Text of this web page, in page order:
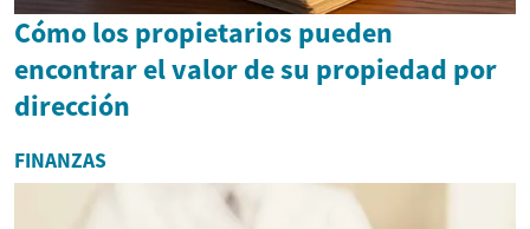
Cómo los propietarios pueden
encontrar el valor de su propiedad por
dirección
FINANZAS